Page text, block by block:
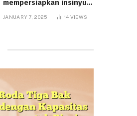
mempersiapkan insinyur
inovatif untuk masa
JANUARY 7, 2025 14 VIEWS